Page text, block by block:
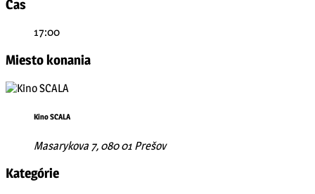
Čas
17:00
Miesto konania
Kino SCALA
Masarykova 7, 080 01 Prešov
Kategórie